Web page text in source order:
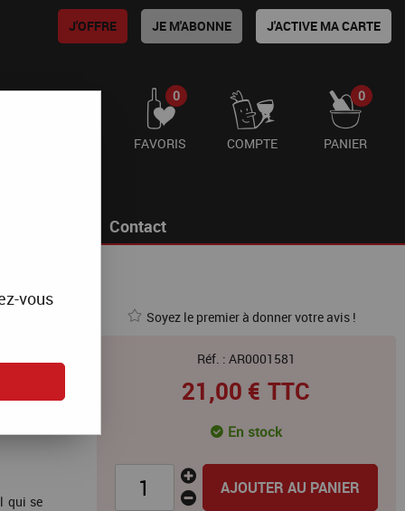
J'OFFRE JE M'ABONNE J'ACTIVE MA CARTE
0
FAVORIS COMPTE
0
PANIER
Contact
qui se
Soyez le premier à donner votre avis !
Réf. : AR0001581
21,00 € TTC
En stock
AJOUTER AU PANIER
vous